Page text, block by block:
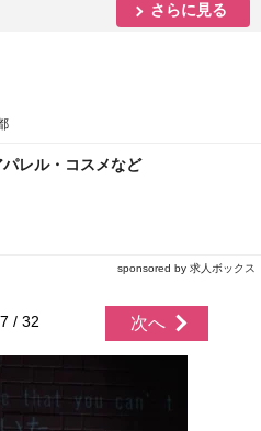
さらに見る
レル・コスメなど
sponsored by 求人ボックス
/ 32 次へ